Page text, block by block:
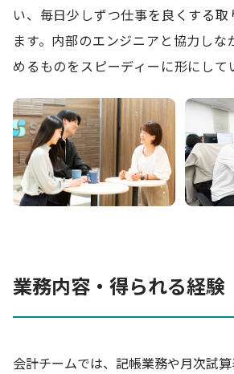
い、毎日少しずつ仕事を良くする
ます。内部のエンジニアと協力しな
めるものをスピーディーに形にして
業務内容・得られる経験
会計チームでは、記帳業務や月次試算